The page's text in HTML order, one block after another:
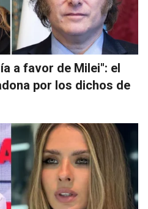
a favor de Milei": el
por los dichos de